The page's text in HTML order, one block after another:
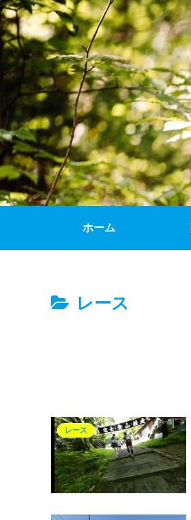
ホーム
レース
レース